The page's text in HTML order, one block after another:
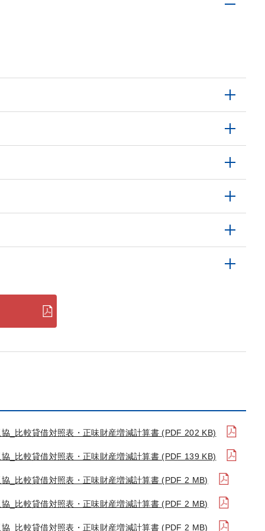
_比較貸借対照表・正味財産増減計算書 (PDF 202 KB)
_比較貸借対照表・正味財産増減計算書 (PDF 139 KB)
_比較貸借対照表・正味財産増減計算書 (PDF 2 MB)
_比較貸借対照表・正味財産増減計算書 (PDF 2 MB)
_比較貸借対照表・正味財産増減計算書 (PDF 2 MB)